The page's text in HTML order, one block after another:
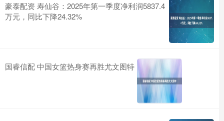
豪泰配资 寿仙谷：2025年第一季度净利润5837.4
万元，同比下降24.32%
国睿信配 中国女篮热身赛再胜尤文图特